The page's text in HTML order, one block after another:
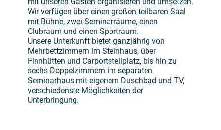
Wir verfügen über einen großen teilbaren Saal
mit Bühne, zwei Seminarräume, einen
Clubraum und einen Sportraum.
Unsere Unterkunft bietet ganzjährig von
Mehrbettzimmern im Steinhaus, über
Finnhütten und Carportstellplatz, bis hin zu
sechs Doppelzimmern im separaten
Seminarhaus mit eigenem Duschbad und TV,
verschiedenste Möglichkeiten der
Unterbringung.